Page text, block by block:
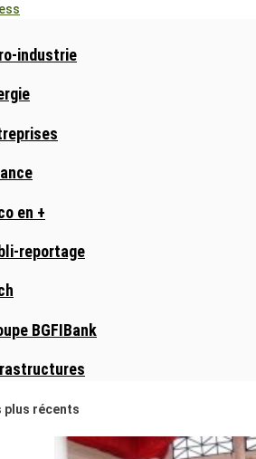
industrie
en +
reportage
BGFIBank
plus récents